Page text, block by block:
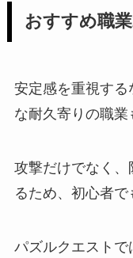
おすすめ職
安定感を重視する
な耐久寄りの職業
攻撃だけでなく、
るため、初心者で
パズルクエスト